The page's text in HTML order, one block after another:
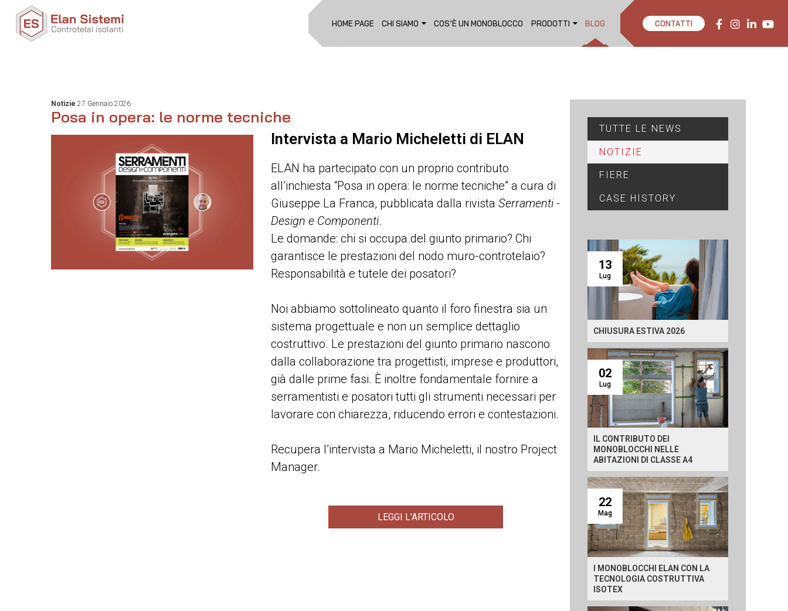
HOME PAGE CHI SIAMO COS’È UN MONOBLOCCO PRODOTTI BLOG CONTATTI
Notizie 27 Gennaio 2026
Posa in opera: le norme tecniche
Intervista a Mario Micheletti di ELAN
ELAN ha partecipato con un proprio contributo
all’inchiesta “Posa in opera: le norme tecniche” a cura di
Giuseppe La Franca, pubblicata dalla rivistaSerramenti -
Design e Componenti.
Le domande: chi si occupa del giunto primario? Chi
garantisce le prestazioni del nodo muro-controtelaio?
Responsabilità e tutele dei posatori?
Noi abbiamo sottolineato quanto il foro finestra sia un
sistema progettuale e non un semplice dettaglio
costruttivo. Le prestazioni del giunto primario nascono
dalla collaborazione tra progettisti, imprese e produttori,
già dalle prime fasi. È inoltre fondamentale fornire a
serramentisti e posatori tutti gli strumenti necessari per
lavorare con chiarezza, riducendo errori e contestazioni.
Recupera l’intervista a Mario Micheletti, il nostro Project
Manager.
LEGGI L'ARTICOLO
TUTTE LE NEWS
NOTIZIE
FIERE
CASE HISTORY
13
Lug
CHIUSURA ESTIVA 2026
02
Lug
IL CONTRIBUTO DEI
MONOBLOCCHI NELLE
ABITAZIONI DI CLASSE A4
22
Mag
I MONOBLOCCHI ELAN CON LA
TECNOLOGIA COSTRUTTIVA
ISOTEX